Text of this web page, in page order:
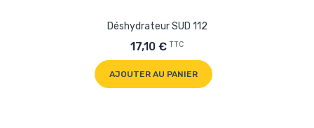
Déshydrateur SUD 112
17,10 € TTC
AJOUTER AU PANIER